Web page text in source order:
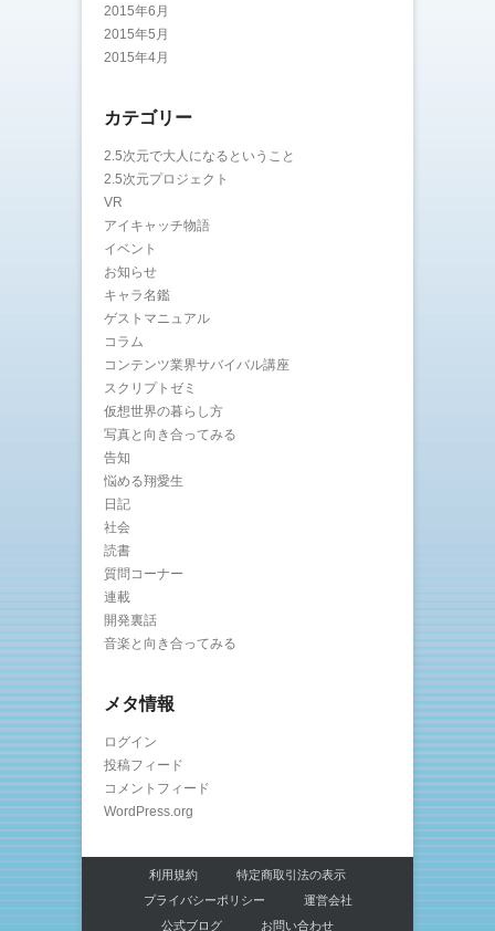
2015年6月
2015年5月
2015年4月
カテゴリー
2.5次元で大人になるということ
2.5次元プロジェクト
VR
アイキャッチ物語
イベント
お知らせ
キャラ名鑑
ゲストマニュアル
コラム
コンテンツ業界サバイバル講座
スクリプトゼミ
仮想世界の暮らし方
写真と向き合ってみる
告知
悩める翔愛生
日記
社会
読書
質問コーナー
連載
開発裏話
音楽と向き合ってみる
メタ情報
ログイン
投稿フィード
コメントフィード
WordPress.org
利用規約
特定商取引法の表示
プライバシーポリシー
運営会社
公式ブログ
お問い合わせ